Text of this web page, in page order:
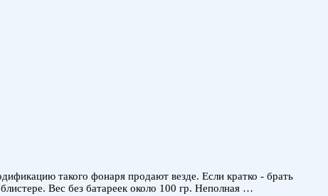
такого фонаря продают везде. Если кратко - брать
Вес без батареек около 100 гр. Неполная …